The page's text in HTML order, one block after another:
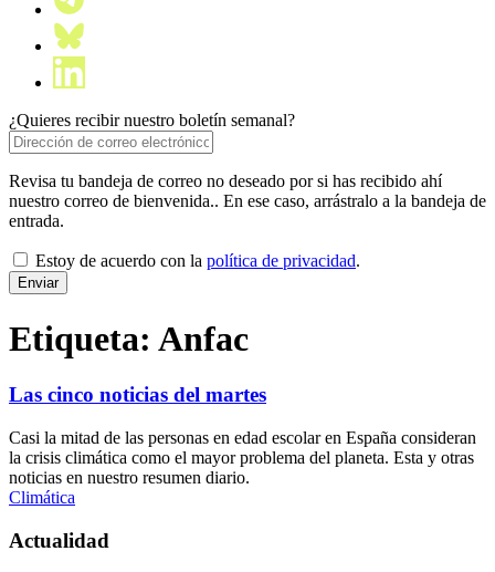
¿Quieres recibir nuestro boletín semanal?
Revisa tu bandeja de correo no deseado por si has recibido ahí
nuestro correo de bienvenida.. En ese caso, arrástralo a la bandeja de
entrada.
Estoy de acuerdo con la política de privacidad.
Etiqueta: Anfac
Las cinco noticias del martes
Casi la mitad de las personas en edad escolar en España consideran
la crisis climática como el mayor problema del planeta. Esta y otras
noticias en nuestro resumen diario.
Climática
Actualidad